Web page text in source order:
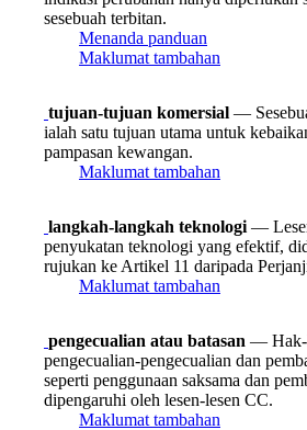
sesebuah terbitan.
Menanda panduan
Maklumat tambahan
tujuan-tujuan komersial —
ialah satu tujuan utama untuk
pampasan kewangan.
Maklumat tambahan
langkah-langkah teknologi —
penyukatan teknologi yang efektif,
rujukan ke Artikel 11 daripada
Maklumat tambahan
pengecualian atau batasan — Hak-
pengecualian-pengecualian dan
seperti penggunaan saksama dan
dipengaruhi oleh lesen-lesen CC.
Maklumat tambahan